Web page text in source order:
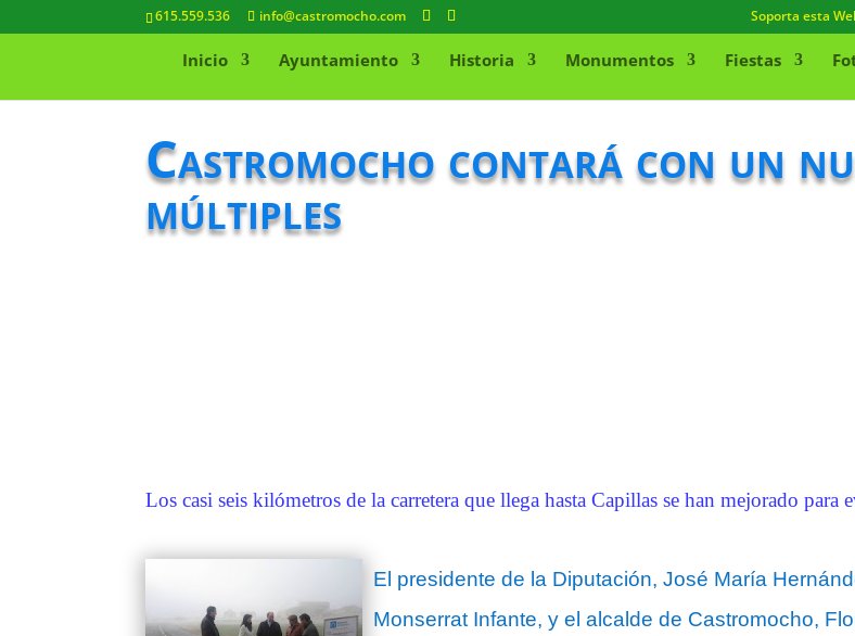
615.559.536 info@castromocho.com Soporta esta
Inicio Ayuntamiento Historia Monumentos Fiestas
Castromocho contará con un
múltiples
Los casi seis kilómetros de la carretera que llega hasta Capillas se han mejorado
El presidente de la Diputación, José María
Monserrat Infante, y el alcalde de Castromocho,